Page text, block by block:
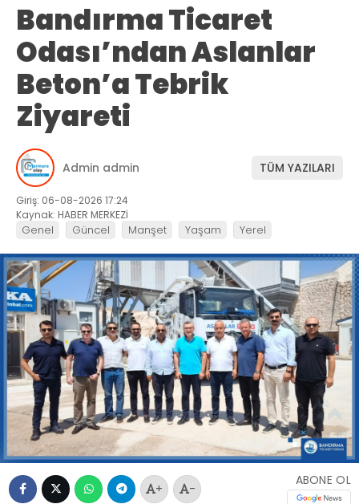
Bandırma Ticaret
Odası’ndan Aslanlar
Beton’a Tebrik
Ziyareti
Admin admin TÜM YAZILARI
Giriş: 06-08-2026 17:24
Kaynak: HABER MERKEZİ
Genel Güncel Manşet Yaşam Yerel
+ -
ABONE OL